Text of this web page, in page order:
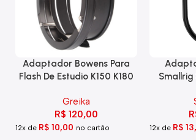
Adaptador Bowens Para
Flash De Estudio K150 K180
Greika
R$ 120,00
12x de R$ 10,00 no cartão
Smallrig
12x de R$